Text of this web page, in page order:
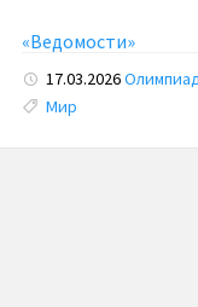
«Ведомости»
17.03.2026
Tags:
Мир